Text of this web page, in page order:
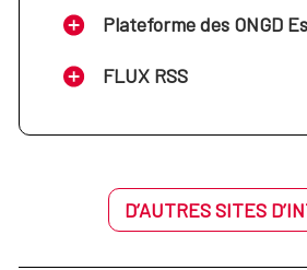
Plateforme des ONGD
FLUX RSS
D’AUTRES SITES